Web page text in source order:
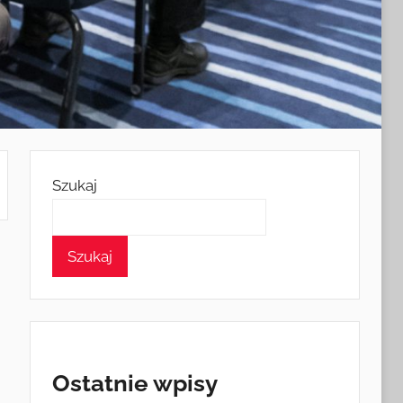
Szukaj
Szukaj
Ostatnie wpisy